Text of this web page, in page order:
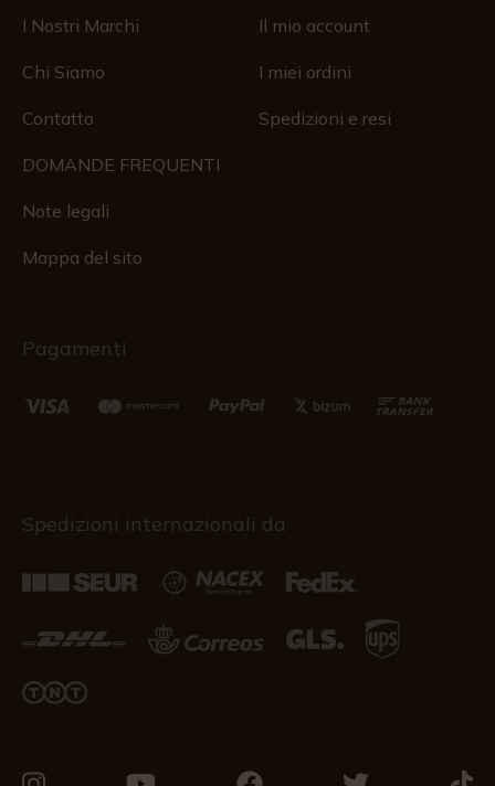
I Nostri Marchi
Chi Siamo
Contatto
DOMANDE FREQUENTI
Note legali
Mappa del sito
Il mio account
I miei ordini
Spedizioni e resi
Pagamenti
Spedizioni internazionali da